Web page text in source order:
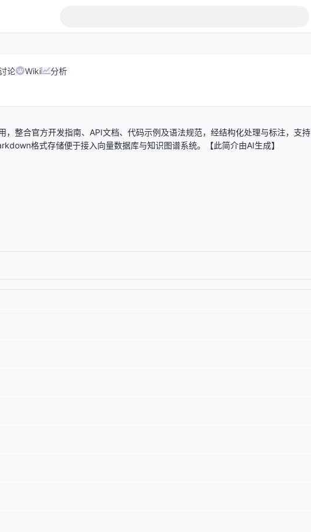
论 Wiki 分析
整合官方开发指南、API文档、代码示例及语法规范，经结构化处理与标注，支持
格式存储便于接入向量数据库与知识图谱系统。【此简介由AI生成】